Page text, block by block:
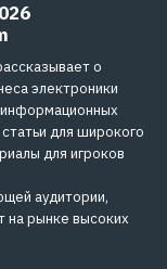
о
электроники
для широкого
для игроков
аудитории,
на рынке высоких